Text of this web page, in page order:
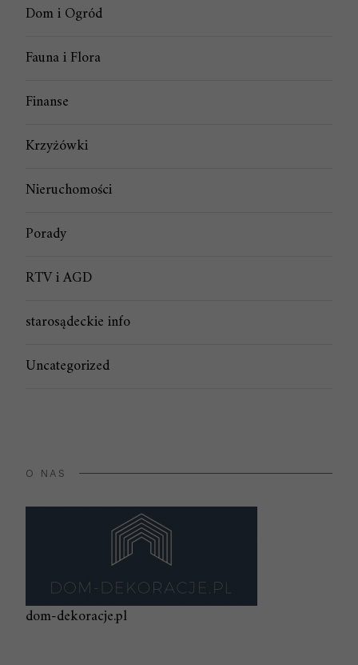
Dom i Ogród
Fauna i Flora
Finanse
Krzyżówki
Nieruchomości
Porady
RTV i AGD
starosądeckie info
Uncategorized
O NAS
dom-dekoracje.pl